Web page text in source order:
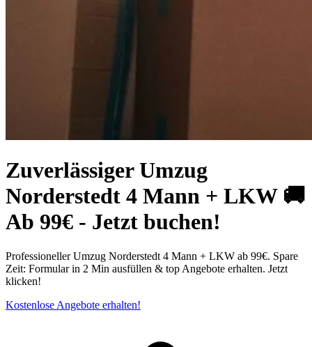
Zuverlässiger Umzug
Norderstedt 4 Mann + LKW 🚚
Ab 99€ - Jetzt buchen!
Professioneller Umzug Norderstedt 4 Mann + LKW ab 99€. Spare
Zeit: Formular in 2 Min ausfüllen & top Angebote erhalten. Jetzt
klicken!
Kostenlose Angebote erhalten!